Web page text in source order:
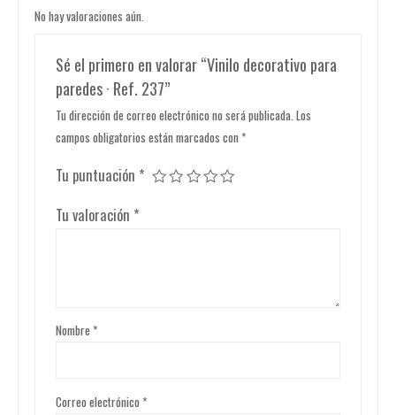
No hay valoraciones aún.
Sé el primero en valorar “Vinilo decorativo para
paredes · Ref. 237”
Tu dirección de correo electrónico no será publicada. Los
campos obligatorios están marcados con *
Tu puntuación *
Tu valoración *
Nombre *
Correo electrónico *